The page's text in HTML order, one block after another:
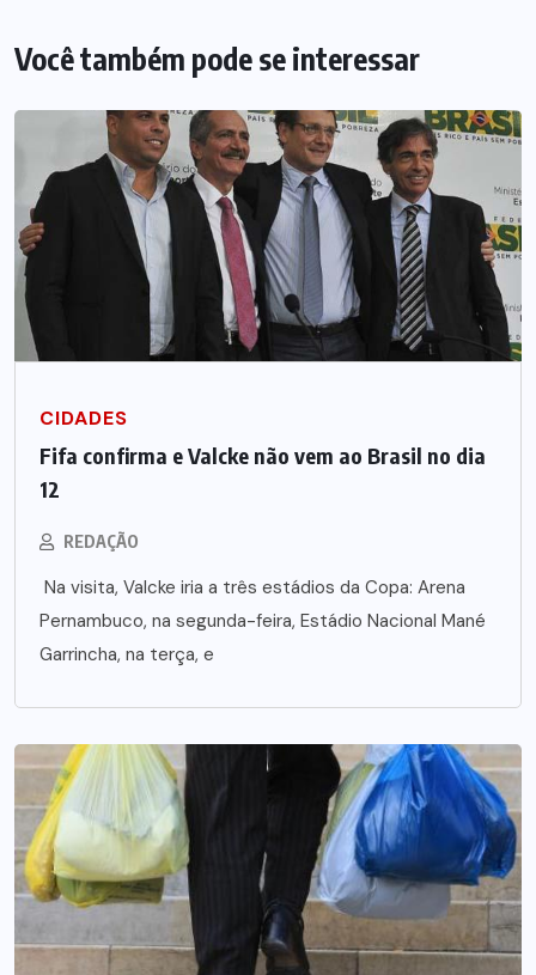
Você também pode se interessar
CIDADES
Fifa confirma e Valcke não vem ao Brasil no dia
12
REDAÇÃO
Na visita, Valcke iria a três estádios da Copa: Arena
Pernambuco, na segunda-feira, Estádio Nacional Mané
Garrincha, na terça, e